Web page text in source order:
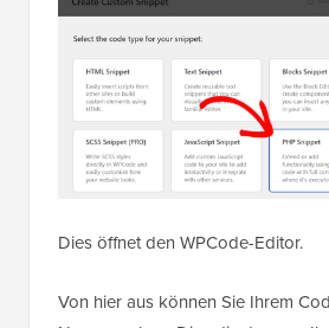
Dies öffnet den WPCode-Editor.
Von hier aus können Sie Ihrem